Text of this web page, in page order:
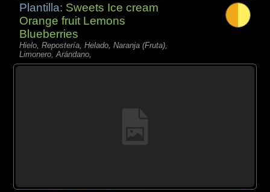
Plantilla: Sweets Ice cream
Orange fruit Lemons
Blueberries
Hielo, Repostería, Helado, Naranja (Fruta),
Limonero, Arándano,